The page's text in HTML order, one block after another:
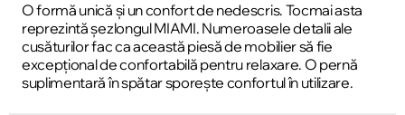
O formă unică și un confort de nedescris. Tocmai asta
reprezintă șezlongul MIAMI. Numeroasele detalii ale
cusăturilor fac ca această piesă de mobilier să fie
excepțional de confortabilă pentru relaxare. O pernă
suplimentară în spătar sporește confortul în utilizare.